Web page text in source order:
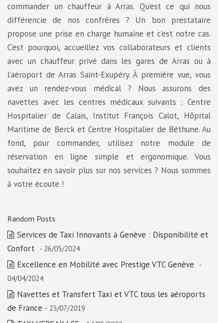
commander un chauffeur à Arras. Qu’est ce qui nous
différencie de nos confrères ? Un bon prestataire
propose une prise en charge humaine et c’est notre cas.
C’est pourquoi, accueillez vos collaborateurs et clients
avec un chauffeur privé dans les gares de Arras ou à
l’aéroport de Arras Saint-Exupéry. À première vue, vous
avez un rendez-vous médical ? Nous assurons des
navettes avec les centres médicaux suivants : Centre
Hospitalier de Calais, Institut François Calot, Hôpital
Maritime de Berck et Centre Hospitalier de Béthune. Au
fond, pour commander, utilisez notre module de
réservation en ligne simple et ergonomique. Vous
souhaitez en savoir plus sur nos services ? Nous sommes
à votre écoute !
Random Posts
Services de Taxi Innovants à Genève : Disponibilité et
Confort - 26/05/2024
Excellence en Mobilité avec Prestige VTC Genève -
04/04/2024
Navettes et Transfert Taxi et VTC tous les aéroports
de France - 23/07/2019